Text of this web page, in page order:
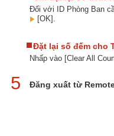
Đối với ID Phòng Ban
[OK].
Đặt lại số đếm cho
Nhấp vào [Clear All
5 Đăng xuất từ